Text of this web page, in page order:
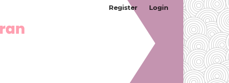
Register Login